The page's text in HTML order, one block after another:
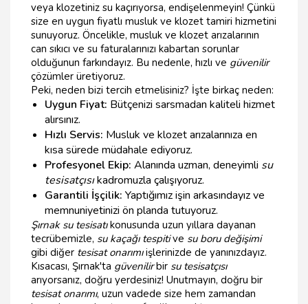
veya klozetiniz su kaçırıyorsa, endişelenmeyin! Çünkü
size en uygun fiyatlı musluk ve klozet tamiri hizmetini
sunuyoruz. Öncelikle, musluk ve klozet arızalarının
can sıkıcı ve su faturalarınızı kabartan sorunlar
olduğunun farkındayız. Bu nedenle, hızlı ve güvenilir
çözümler üretiyoruz.
Peki, neden bizi tercih etmelisiniz? İşte birkaç neden:
Uygun Fiyat: Bütçenizi sarsmadan kaliteli hizmet
alırsınız.
Hızlı Servis: Musluk ve klozet arızalarınıza en
kısa sürede müdahale ediyoruz.
Profesyonel Ekip: Alanında uzman, deneyimli su
tesisatçısıkadromuzla çalışıyoruz.
Garantili İşçilik: Yaptığımız işin arkasındayız ve
memnuniyetinizi ön planda tutuyoruz.
Şırnak su tesisatıkonusunda uzun yıllara dayanan
tecrübemizle, su kaçağı tespitive su boru değişimi
gibi diğer tesisat onarımıişlerinizde de yanınızdayız.
Kısacası, Şırnak'ta güvenilirbir su tesisatçısı
arıyorsanız, doğru yerdesiniz! Unutmayın, doğru bir
tesisat onarımı, uzun vadede size hem zamandan